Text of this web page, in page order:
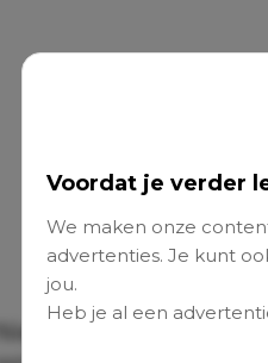
Voordat je verder
We maken onze
advertenties. Je kunt
jou.
Heb je al een
Nieuw onderzoek